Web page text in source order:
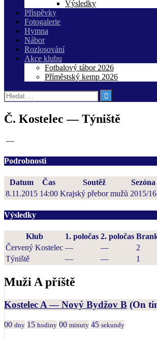
Výsledky
Příspěvky
Fotogalerie
Hymna
Nábor
Rozlosování
Akce klubu
Fotbalový tábor 2026
Příměstský kemp 2026
Vyhledávání
Č. Kostelec — Týniště
—
Podrobnosti
Datum Čas Soutěž
Sezóna
8.11.2015 14:00 Krajský přebor mužů 2015/16
Výsledky
Klub 1. poločas 2. poločas
Červený Kostelec — — 2
Týniště
— — 1
Muži A příště
Kostelec A — Nový Bydžov B (On
00 dny 15 hodiny 00 minuty 45 sekundy